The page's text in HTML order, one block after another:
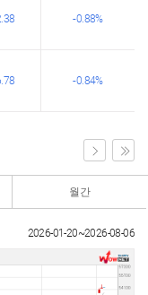
0.88%
0.84%
월간
2026-01-20~2026-08-06